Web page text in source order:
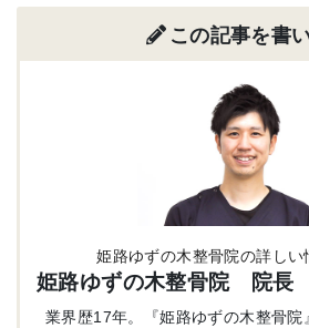
この記事を書
姫路ゆずの木整骨院の詳しい
姫路ゆずの木整骨院 院長
業界歴17年。『姫路ゆずの木整骨院